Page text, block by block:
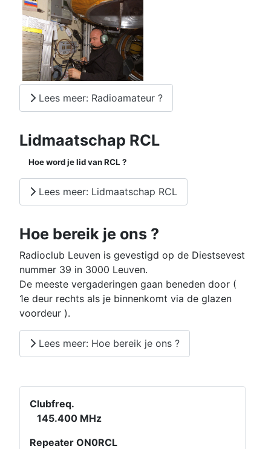
Clubfreq.
145.400 MHz
Repeater ON0RCL
Lees meer: Radioamateur ?
Lidmaatschap RCL
Hoe word je lid van RCL ?
Lees meer: Lidmaatschap RCL
Hoe bereik je ons ?
Radioclub Leuven is gevestigd op de Diestsevest
nummer 39 in 3000 Leuven.
De meeste vergaderingen gaan beneden door (
1e deur rechts als je binnenkomt via de glazen
voordeur ).
Lees meer: Hoe bereik je ons ?